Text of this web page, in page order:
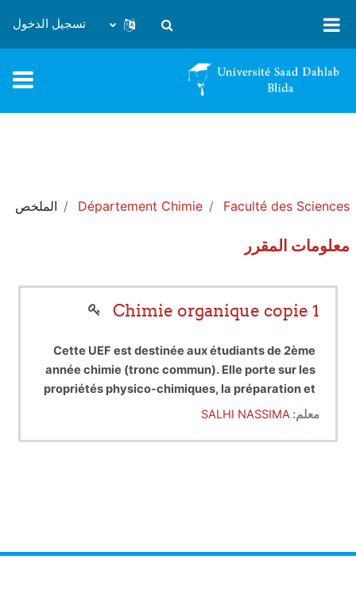
تبديل إدخال البحث
تسجيل الدخول
Faculté des Sciences
Département Chimie الملخص
معلومات المقرر
Chimie organique copie 1
Cette UEF est destinée aux étudiants de 2ème
année chimie (tronc commun). Elle porte sur les
propriétés physico-chimiques, la préparation et
la réactivité des composés comportant une
معلم: SALHI NASSIMA